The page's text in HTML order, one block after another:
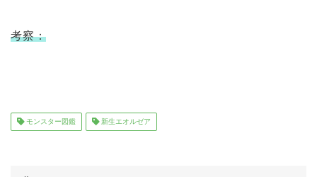
考察：
モンスター図鑑 新生エオルゼア